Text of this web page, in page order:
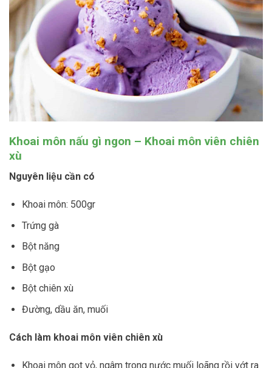
Khoai môn nấu gì ngon – Khoai môn viên chiên
xù
Nguyên liệu cần có
Khoai môn: 500gr
Trứng gà
Bột năng
Bột gạo
Bột chiên xù
Đường, dầu ăn, muối
Cách làm khoai môn viên chiên xù
Khoai môn gọt vỏ, ngâm trong nước muối loãng rồi vớt ra